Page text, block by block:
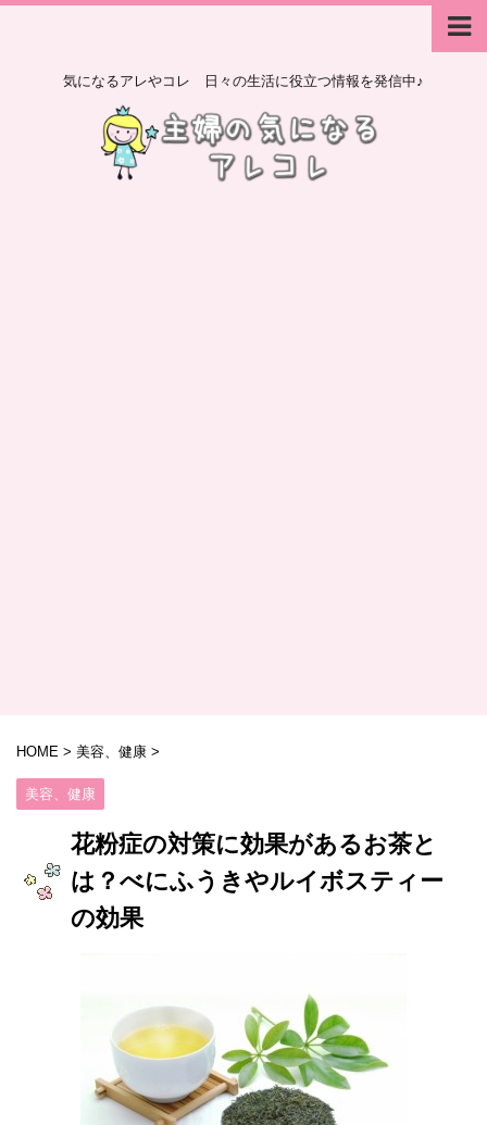
気になるアレやコレ 日々の生活に役立つ情報を発信中♪
HOME > 美容、健康 >
美容、健康
花粉症の対策に効果があるお茶と
は？べにふうきやルイボスティー
の効果